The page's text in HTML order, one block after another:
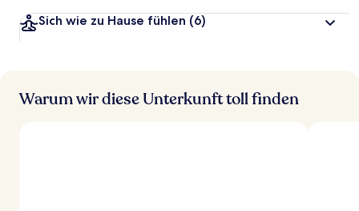
Sich wie zu Hause fühlen (6)
Warum wir diese Unterkunft toll finden